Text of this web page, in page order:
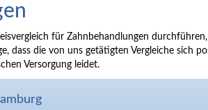
für Zahnbehandlungen
dass die von uns getätigten Vergleiche sich
Versorgung leidet.